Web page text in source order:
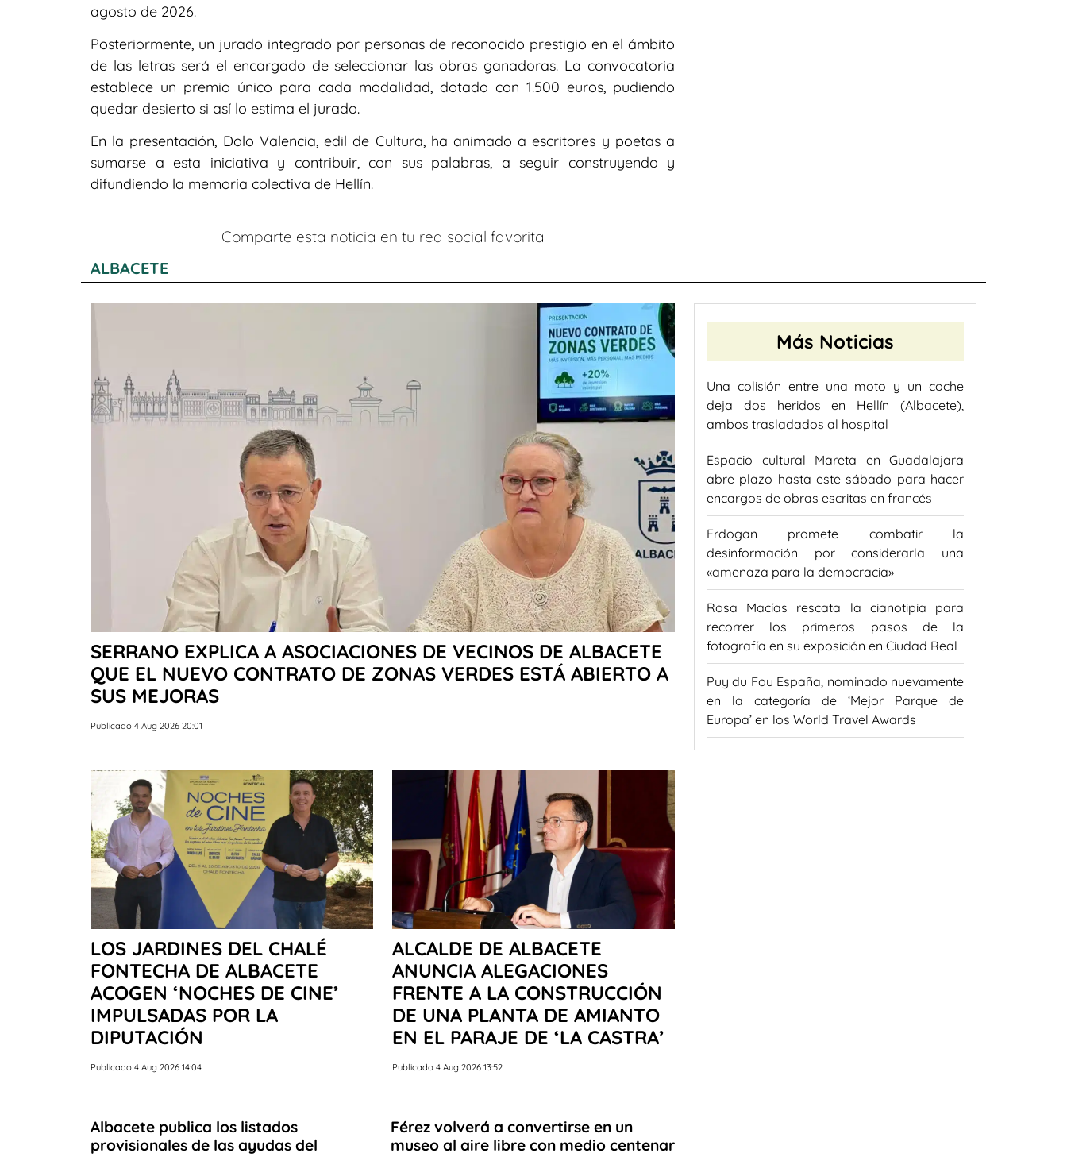
agosto de 2026.
Posteriormente, un jurado integrado por personas de reconocido prestigio en el ámbito
de las letras será el encargado de seleccionar las obras ganadoras. La convocatoria
establece un premio único para cada modalidad, dotado con 1.500 euros, pudiendo
quedar desierto si así lo estima el jurado.
En la presentación, Dolo Valencia, edil de Cultura, ha animado a escritores y poetas a
sumarse a esta iniciativa y contribuir, con sus palabras, a seguir construyendo y
difundiendo la memoria colectiva de Hellín.
Comparte esta noticia en tu red social favorita
ALBACETE
SERRANO EXPLICA A ASOCIACIONES DE VECINOS DE ALBACETE
QUE EL NUEVO CONTRATO DE ZONAS VERDES ESTÁ ABIERTO A
SUS MEJORAS
Publicado 4 Aug 2026 20:01
LOS JARDINES DEL CHALÉ
FONTECHA DE ALBACETE
ACOGEN ‘NOCHES DE CINE’
IMPULSADAS POR LA
DIPUTACIÓN
Publicado 4 Aug 2026 14:04
ALCALDE DE ALBACETE
ANUNCIA ALEGACIONES
FRENTE A LA CONSTRUCCIÓN
DE UNA PLANTA DE AMIANTO
EN EL PARAJE DE ‘LA CASTRA’
Publicado 4 Aug 2026 13:52
Albacete publica los listados
provisionales de las ayudas del
Férez volverá a convertirse en un
museo al aire libre con medio centenar
Más Noticias
Una colisión entre una moto y un coche
deja dos heridos en Hellín (Albacete),
ambos trasladados al hospital
Espacio cultural Mareta en Guadalajara
abre plazo hasta este sábado para hacer
encargos de obras escritas en francés
Erdogan promete combatir la
desinformación por considerarla una
«amenaza para la democracia»
Rosa Macías rescata la cianotipia para
recorrer los primeros pasos de la
fotografía en su exposición en Ciudad Real
Puy du Fou España, nominado nuevamente
en la categoría de ‘Mejor Parque de
Europa’ en los World Travel Awards